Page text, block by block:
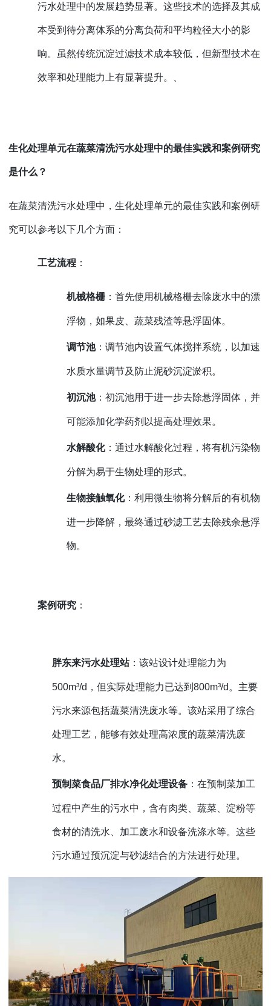
污水处理中的发展趋势显著。这些技术的选择及其成
本受到待分离体系的分离负荷和平均粒径大小的影
响。虽然传统沉淀过滤技术成本较低，但新型技术在
效率和处理能力上有显著提升。
生化处理单元在蔬菜清洗污水处理中的最佳实践和案例研究
是什么？
在蔬菜清洗污水处理中，生化处理单元的最佳实践和案例研
究可以参考以下几个方面：
工艺流程 ：
机械格栅 ：首先使用机械格栅去除废水中的漂
浮物，如果皮、蔬菜残渣等悬浮固体。
调节池 ：调节池内设置气体搅拌系统，以加速
水质水量调节及防止泥砂沉淀淤积。
初沉池 ：初沉池用于进一步去除悬浮固体，并
可能添加化学药剂以提高处理效果。
水解酸化 ：通过水解酸化过程，将有机污染物
分解为易于生物处理的形式。
生物接触氧化 ：利用微生物将分解后的有机物
进一步降解，最终通过砂滤工艺去除残余悬浮
物。
案例研究 ：
胖东来污水处理站 ：该站设计处理能力为
500m³/d，但实际处理能力已达到800m³/d。主要
污水来源包括蔬菜清洗废水等。该站采用了综合
处理工艺，能够有效处理高浓度的蔬菜清洗废
水。
预制菜食品厂排水净化处理设备 ：在预制菜加工
过程中产生的污水中，含有肉类、蔬菜、淀粉等
食材的清洗水、加工废水和设备洗涤水等。这些
污水通过预沉淀与砂滤结合的方法进行处理。